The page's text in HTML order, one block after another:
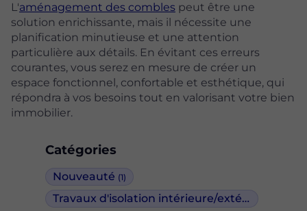
Catégories
Nouveauté (1)
Travaux d'isolation intérieure/extérieure
L'aménagement des combles peut être une
solution enrichissante, mais il nécessite une
planification minutieuse et une attention
particulière aux détails. En évitant ces erreurs
courantes, vous serez en mesure de créer un
espace fonctionnel, confortable et esthétique, qui
répondra à vos besoins tout en valorisant votre bien
immobilier.